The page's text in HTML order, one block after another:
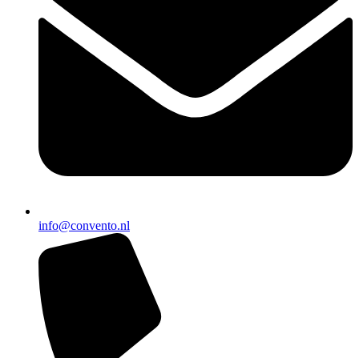
info@convento.nl